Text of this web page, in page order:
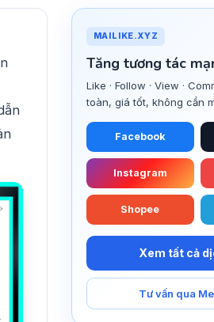
MAILIKE.XYZ
Tăng tương tác
Like · Follow · View ·
toàn, giá tốt, không cần
Facebook
Instagram
Shopee
Xem tất cả
Tư vấn qua